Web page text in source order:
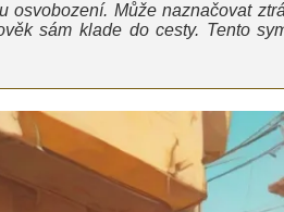
Může naznačovat
sám klade do cesty. Tento